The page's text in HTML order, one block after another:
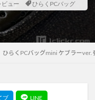
ビュー ひらくPCバッグ
ひらくPCバッグmini ケブラー